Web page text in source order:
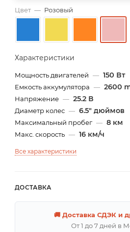
Цвет — Розовый
Характеристики
Мощность двигателей — 150 Вт
Емкость аккумулятора — 2600
Напряжение — 25.2 В
Диаметр колес — 6.5" дюймов
Максимальный пробег — 8 км
Макс. скорость — 16 км/ч
Все характеристики
ДОСТАВКА
🚚 Доставка СДЭК и
От 1 до 7 дней в